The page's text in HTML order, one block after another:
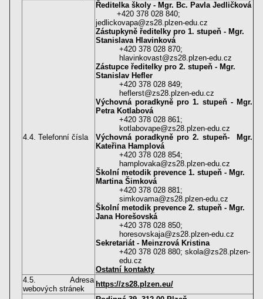
4.4. Telefonní čísla
Ředitelka školy - Mgr. Bc. Pavla Jedličková
+420 378 028 840;
jedlickovapa@zs28.plzen-edu.cz
Zástupkyně ředitelky pro 1. stupeň - Mgr.
Stanislava Hlavinková
+420 378 028 870;
hlavinkovast@zs28.plzen-edu.cz
Zástupce ředitelky pro 2. stupeň - Mgr.
Stanislav Hefler
+420 378 028 849;
heflerst@zs28.plzen-edu.cz
Výchovná poradkyně pro 1. stupeň - Mgr.
Petra Kotlabová
+420 378 028 861;
kotlabovape@zs28.plzen-edu.cz
Výchovná poradkyně pro 2. stupeň- Mgr.
Kateřina Hamplová
+420 378 028 854;
hamplovaka@zs28.plzen-edu.cz
Školní metodik prevence 1. stupeň - Mgr.
Martina Šimková
+420 378 028 881;
simkovama@zs28.plzen-edu.cz
Školní metodik prevence 2. stupeň - Mgr.
Jana Horešovská
+420 378 028 850;
horesovskaja@zs28.plzen-edu.cz
Sekretariát - Meinzrová Kristina
+420 378 028 880; skola@zs28.plzen-
edu.cz
Ostatní kontakty
4.5. Adresa
webových stránek
https://zs28.plzen.eu/